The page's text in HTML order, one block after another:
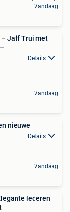
Vandaag
– Jaff Trui met
Details
Vandaag
nieuwe
Details
Vandaag
lederen